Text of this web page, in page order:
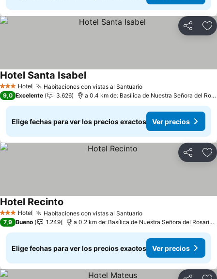
Compartir
3 Estrellas
Hotel Habitaciones con vistas al SantuarioVer precios
Hotel Santa IsabelVer precios
9,0 Excelente 3.626 a 0.4 km de: Basílica de Nuestra Señora del
Elige fechas para ver los precios exactos Ver precios
Compartir
3 Estrellas
Hotel Habitaciones con vistas al SantuarioVer precios
Hotel Recinto
7,9 Bueno 1.249 a 0.2 km de: Basílica de Nuestra Señora del Rosario
Elige fechas para ver los precios exactos Ver precios